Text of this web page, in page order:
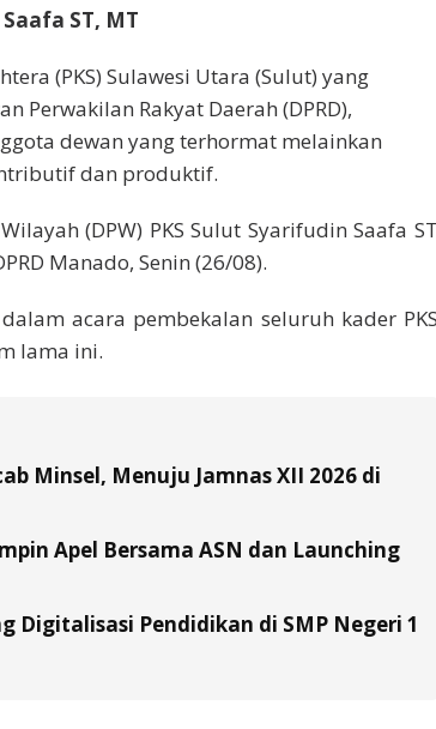
ST, MT
(PKS) Sulawesi Utara (Sulut) yang
Perwakilan Rakyat Daerah (DPRD),
dewan yang terhormat melainkan
dan produktif.
(DPW) PKS Sulut Syarifudin Saafa ST
Manado, Senin (26/08).
acara pembekalan seluruh kader PKS
lama ini.
Minsel, Menuju Jamnas XII 2026 di
Apel Bersama ASN dan Launching
Digitalisasi Pendidikan di SMP Negeri 1